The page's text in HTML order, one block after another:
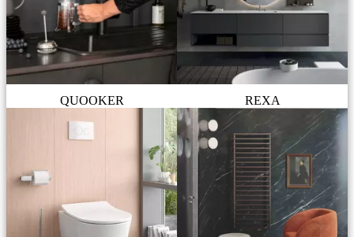
QUOOKER REXA